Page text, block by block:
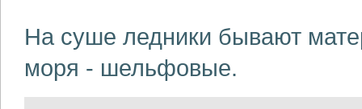
На суше ледники бывают
моря - шельфовые.